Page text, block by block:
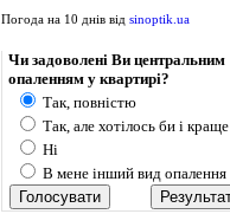
Погода на 10 днів від sinoptik.ua
Чи задоволені Ви центральним
опаленням у квартирі?
Так, повністю
Так, але хотілось би і краще
Ні
В мене інший вид опалення